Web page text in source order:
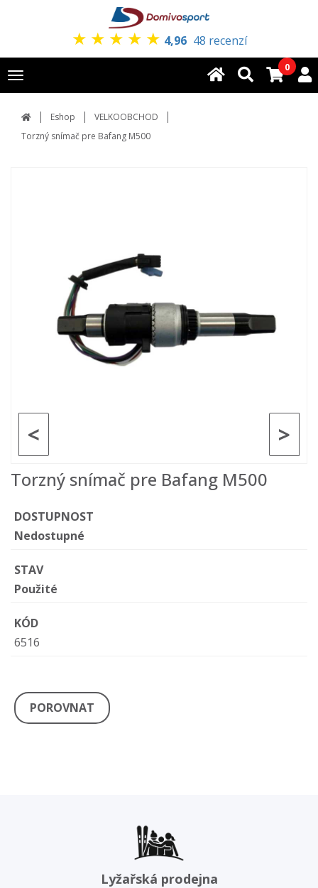
★ ★ ★ ★ ★ 4,96 48 recenzí
Toggle
navigation
0
Eshop
VELKOOBCHOD
Torzný snímač pre Bafang M500
>
<
Torzný snímač pre Bafang M500
DOSTUPNOST
Nedostupné
STAV
Použité
KÓD
6516
POROVNAT
Lyžařská prodejna